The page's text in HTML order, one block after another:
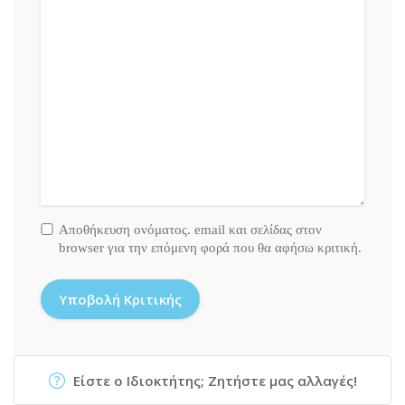
Αποθήκευση ονόματος. email και σελίδας στον
browser για την επόμενη φορά που θα αφήσω κριτική.
Είστε ο Ιδιοκτήτης; Ζητήστε μας αλλαγές!